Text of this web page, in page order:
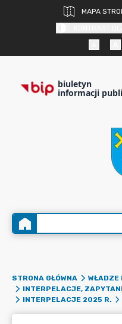
MAPA
biuletyn
informacji
STRONA GŁÓWNA WŁADZE
INTERPELACJE,
INTERPELACJE 2025 R.